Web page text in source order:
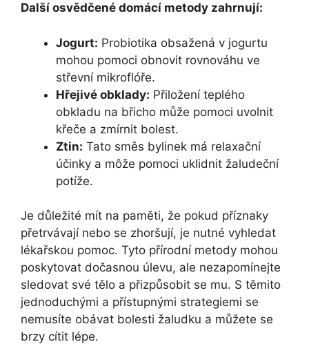
Další osvědčené domácí metody zahrnují:
Jogurt: Probiotika obsažená v jogurtu
mohou pomoci obnovit rovnováhu ve
střevní mikroflóře.
Hřejivé obklady: Přiložení teplého
obkladu na břicho může pomoci uvolnit
křeče a zmírnit bolest.
Ztin: Tato směs bylinek má relaxační
účinky a môže pomoci uklidnit žaludeční
potíže.
Je důležité mít na paměti, že pokud příznaky
přetrvávají nebo se zhoršují, je nutné vyhledat
lékařskou pomoc. Tyto přírodní metody mohou
poskytovat dočasnou úlevu, ale nezapomínejte
sledovat své tělo a přizpůsobit se mu. S těmito
jednoduchými a přístupnými strategiemi se
nemusíte obávat bolesti žaludku a můžete se
brzy cítit lépe.